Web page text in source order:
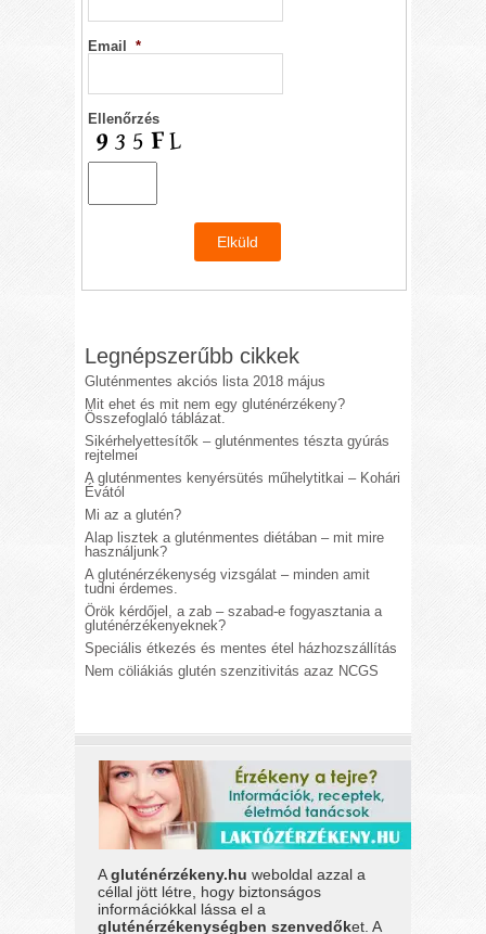
Email *
Ellenőrzés
Legnépszerűbb cikkek
Gluténmentes akciós lista 2018 május
Mit ehet és mit nem egy gluténérzékeny?
Összefoglaló táblázat.
Sikérhelyettesítők – gluténmentes tészta gyúrás
rejtelmei
A gluténmentes kenyérsütés műhelytitkai – Kohári
Évától
Mi az a glutén?
Alap lisztek a gluténmentes diétában – mit mire
használjunk?
A gluténérzékenység vizsgálat – minden amit
tudni érdemes.
Örök kérdőjel, a zab – szabad-e fogyasztania a
gluténérzékenyeknek?
Speciális étkezés és mentes étel házhozszállítás
Nem cöliákiás glutén szenzitivitás azaz NCGS
Agluténérzékeny.hu weboldal azzal a
céllal jött létre, hogy biztonságos
információkkal lássa el a
gluténérzékenységben szenvedőket. A